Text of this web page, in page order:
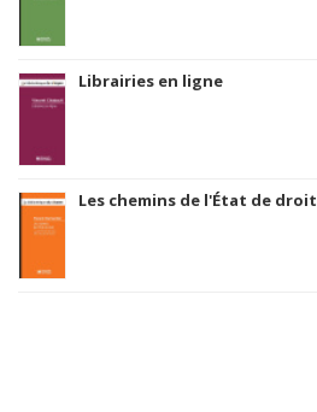
Librairies en ligne
Les chemins de l'État de droit